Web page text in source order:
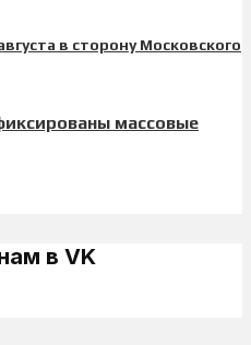
массовые
в VK